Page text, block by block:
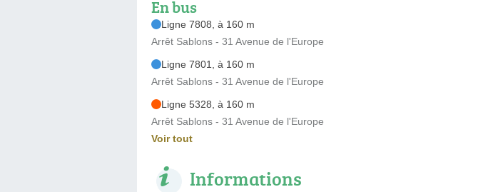
En bus
Ligne 7808, à 160 m
Arrêt Sablons - 31 Avenue de l'Europe
Ligne 7801, à 160 m
Arrêt Sablons - 31 Avenue de l'Europe
Ligne 5328, à 160 m
Arrêt Sablons - 31 Avenue de l'Europe
Voir tout
Informations